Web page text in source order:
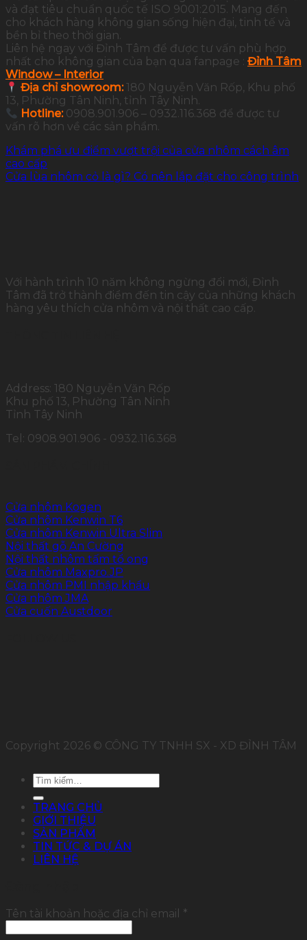
và đạt tiêu chuẩn quốc tế ISO 9001:2015. Mang đến
cho khách hàng không gian sống hiện đại, tinh tế và
bền bỉ theo thời gian.
Liên hệ ngay với Đỉnh Tâm để được tư vấn phù hợp
nhất cho không gian của bạn qua fanpage : Đỉnh Tâm
Window – Interior
Địa chỉ showroom:180 Nguyễn Văn Rốp, Khu phố
13, Phường Tân Ninh, tỉnh Tây Ninh.
Hotline: 0908.901.906 – 0932.116.368 để được tư
vấn rõ hơn về các sản phẩm.
Khám phá ưu điểm vượt trội của cửa nhôm cách âm
cao cấp
Cửa lùa nhôm cỏ là gì? Có nên lắp đặt cho công trình
Với hành trình 10 năm không ngừng đổi mới, Đỉnh
Tâm đã trở thành điểm đến tin cậy của những khách
hàng yêu thích cửa nhôm và nội thất cao cấp.
Address: 180 Nguyễn Văn Rốp
Khu phố 13, Phường Tân Ninh
Tỉnh Tây Ninh
Tel: 0908.901.906 - 0932.116.368
Cửa nhôm Kogen
Cửa nhôm Kenwin T6
Cửa nhôm Kenwin Ultra Slim
Nội thất gỗ An Cường
Nội thất nhôm tấm tổ ong
Cửa nhôm Maxpro.JP
Cửa nhôm PMI nhập khẩu
Cửa nhôm JMA
Cửa cuốn Austdoor
Copyright 2026 © CÔNG TY TNHH SX - XD ĐỈNH TÂM
Tìm
kiếm:
TRANG CHỦ
GIỚI THIỆU
SẢN PHẨM
TIN TỨC & DỰ ÁN
LIÊN HỆ
Tên tài khoản hoặc địa chỉ email *